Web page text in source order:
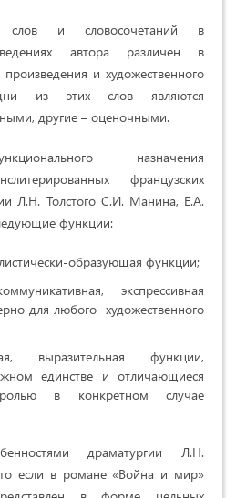
слов и словосочетаний в
автора различен в
и художественного
из этих слов являются
другие – оценочными.
назначения
французских
Л.Н. Толстого С.И. Манина, Е.А.
функции:
образующая функции;
экспрессивная
для любого художественного
выразительная функции,
единстве и отличающиеся
в конкретном случае
драматургии Л.Н.
если в романе «Война и мир»